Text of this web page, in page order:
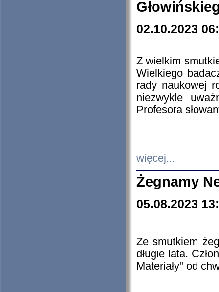
02.10.2023
Z wielkim
Wielkiego
rady naukowej
niezwykle
Profesora
więcej...
Żegnamy
05.08.2023
Ze smutkiem
długie lata.
Materiały" od